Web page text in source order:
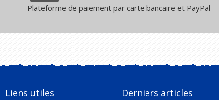
Plateforme de paiement par carte bancaire et PayPal
Liens utiles Derniers articles